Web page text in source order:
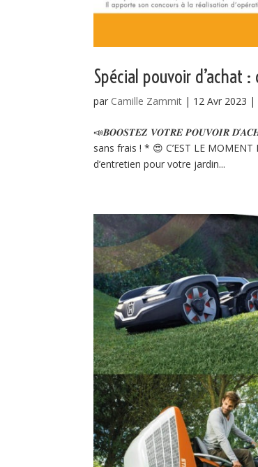
Spécial pouvoir d’achat
par Camille Zammit | 12 Avr 2023 |
📣𝑩𝑶𝑶𝑺𝑻𝑬𝒁 𝑽𝑶𝑻𝑹𝑬 𝑷𝑶𝑼𝑽𝑶𝑰𝑹
sans frais ! * 😍 C’EST LE
d’entretien pour votre jardin...